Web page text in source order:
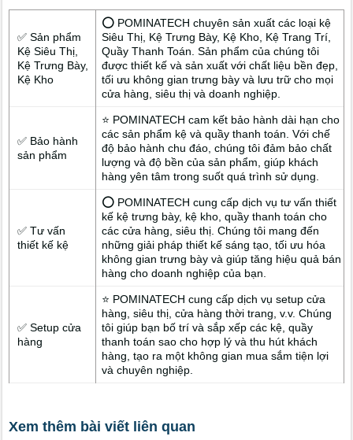
✅ Sản phẩm
Kệ Siêu Thị,
Kệ Trưng Bày,
Kệ Kho
⭕ POMINATECH chuyên sản xuất các loại kệ
Siêu Thị, Kệ Trưng Bày, Kệ Kho, Kệ Trang Trí,
Quầy Thanh Toán. Sản phẩm của chúng tôi
được thiết kế và sản xuất với chất liệu bền đẹp,
tối ưu không gian trưng bày và lưu trữ cho mọi
cửa hàng, siêu thị và doanh nghiệp.
✅ Bảo hành
sản phẩm
⭐ POMINATECH cam kết bảo hành dài hạn cho
các sản phẩm kệ và quầy thanh toán. Với chế
độ bảo hành chu đáo, chúng tôi đảm bảo chất
lượng và độ bền của sản phẩm, giúp khách
hàng yên tâm trong suốt quá trình sử dụng.
✅ Tư vấn
thiết kế kệ
⭕ POMINATECH cung cấp dịch vụ tư vấn thiết
kế kệ trưng bày, kệ kho, quầy thanh toán cho
các cửa hàng, siêu thị. Chúng tôi mang đến
những giải pháp thiết kế sáng tạo, tối ưu hóa
không gian trưng bày và giúp tăng hiệu quả bán
hàng cho doanh nghiệp của bạn.
✅ Setup cửa
hàng
⭐ POMINATECH cung cấp dịch vụ setup cửa
hàng, siêu thị, cửa hàng thời trang, v.v. Chúng
tôi giúp bạn bố trí và sắp xếp các kệ, quầy
thanh toán sao cho hợp lý và thu hút khách
hàng, tạo ra một không gian mua sắm tiện lợi
và chuyên nghiệp.
Xem thêm bài viết liên quan